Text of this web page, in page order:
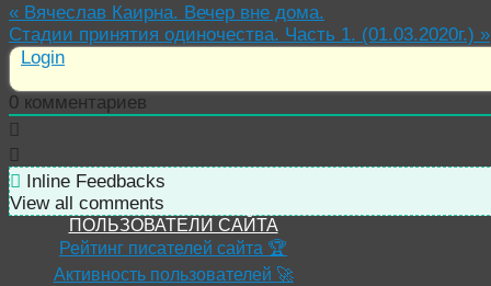
« Вячеслав Каирна. Вечер вне дома.
Стадии принятия одиночества. Часть 1. (01.03.2020г.) »
Login
0 комментариев
Inline Feedbacks
View all comments
ПОЛЬЗОВАТЕЛИ САЙТА
Рейтинг писателей сайта 🏆
Активность пользователей 🚀